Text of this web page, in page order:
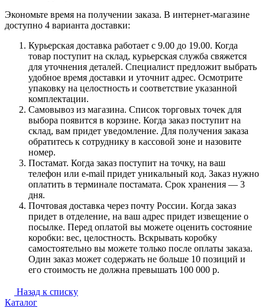
Экономьте время на получении заказа. В интернет-магазине
доступно 4 варианта доставки:
Курьерская доставка работает с 9.00 до 19.00. Когда
товар поступит на склад, курьерская служба свяжется
для уточнения деталей. Специалист предложит выбрать
удобное время доставки и уточнит адрес. Осмотрите
упаковку на целостность и соответствие указанной
комплектации.
Самовывоз из магазина. Список торговых точек для
выбора появится в корзине. Когда заказ поступит на
склад, вам придет уведомление. Для получения заказа
обратитесь к сотруднику в кассовой зоне и назовите
номер.
Постамат. Когда заказ поступит на точку, на ваш
телефон или e-mail придет уникальный код. Заказ нужно
оплатить в терминале постамата. Срок хранения — 3
дня.
Почтовая доставка через почту России. Когда заказ
придет в отделение, на ваш адрес придет извещение о
посылке. Перед оплатой вы можете оценить состояние
коробки: вес, целостность. Вскрывать коробку
самостоятельно вы можете только после оплаты заказа.
Один заказ может содержать не больше 10 позиций и
его стоимость не должна превышать 100 000 р.
Назад к списку
Каталог